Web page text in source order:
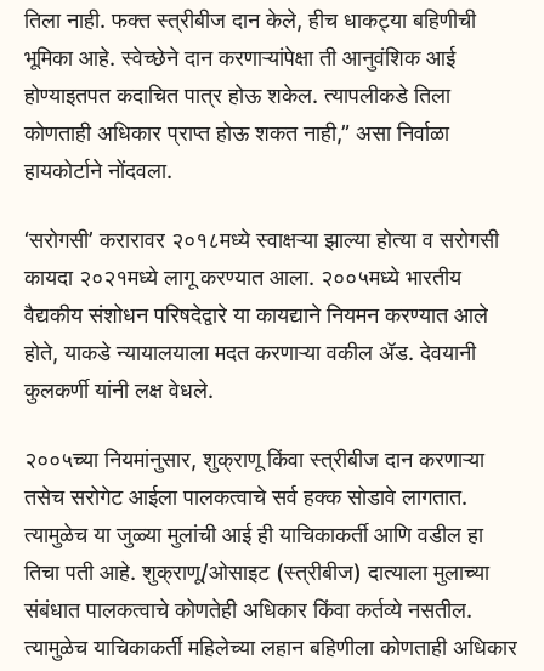
तिला नाही. फक्त स्त्रीबीज दान केले, हीच धाकट्या बहिणीची
भूमिका आहे. स्वेच्छेने दान करणाऱ्यांपेक्षा ती आनुवंशिक आई
होण्याइतपत कदाचित पात्र होऊ शकेल. त्यापलीकडे तिला
कोणताही अधिकार प्राप्त होऊ शकत नाही,” असा निर्वाळा
हायकोर्टाने नोंदवला.
‘सरोगसी’ करारावर २०१८मध्ये स्वाक्षऱ्या झाल्या होत्या व सरोगसी
कायदा २०२१मध्ये लागू करण्यात आला. २००५मध्ये भारतीय
वैद्यकीय संशोधन परिषदेद्वारे या कायद्याने नियमन करण्यात आले
होते, याकडे न्यायालयाला मदत करणाऱ्या वकील ॲड. देवयानी
कुलकर्णी यांनी लक्ष वेधले.
२००५च्या नियमांनुसार, शुक्राणू किंवा स्त्रीबीज दान करणाऱ्या
तसेच सरोगेट आईला पालकत्वाचे सर्व हक्क सोडावे लागतात.
त्यामुळेच या जुळ्या मुलांची आई ही याचिकाकर्ती आणि वडील हा
तिचा पती आहे. शुक्राणू/ओसाइट (स्त्रीबीज) दात्याला मुलाच्या
संबंधात पालकत्वाचे कोणतेही अधिकार किंवा कर्तव्ये नसतील.
त्यामुळेच याचिकाकर्ती महिलेच्या लहान बहिणीला कोणताही अधिकार